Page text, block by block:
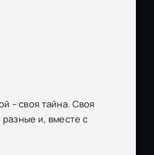
– своя тайна. Своя
и, вместе с